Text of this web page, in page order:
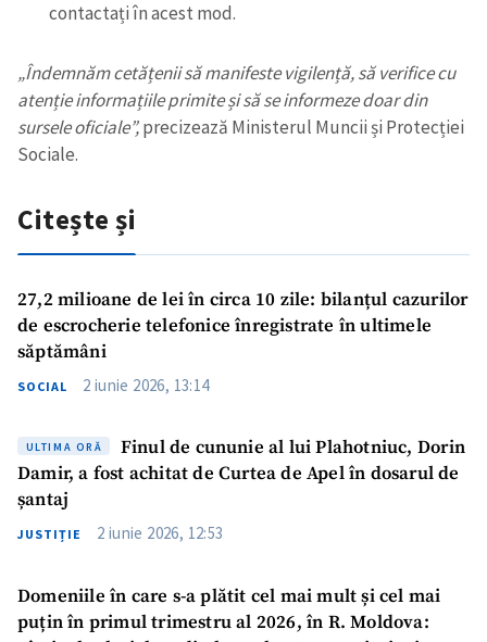
contactați în acest mod.
„Îndemnăm cetățenii să manifeste vigilență, să verifice cu
atenție informațiile primite și să se informeze doar din
sursele oficiale”,precizează Ministerul Muncii și Protecției
Sociale.
Citește și
27,2 milioane de lei în circa 10 zile: bilanțul cazurilor
de escrocherie telefonice înregistrate în ultimele
săptămâni
SOCIAL 2 iunie 2026, 13:14
ULTIMA ORĂ
Finul de cununie al lui Plahotniuc, Dorin
Damir, a fost achitat de Curtea de Apel în dosarul de
șantaj
JUSTIȚIE 2 iunie 2026, 12:53
Domeniile în care s-a plătit cel mai mult și cel mai
puțin în primul trimestru al 2026, în R. Moldova: